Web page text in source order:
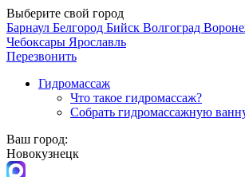
Выберите свой город
Барнаул Белгород Бийск Волгоград
Чебоксары Ярославль
Перезвонить
Гидромассаж
Что такое гидромассаж?
Собрать гидромассажную
Ваш город:
Новокузнецк